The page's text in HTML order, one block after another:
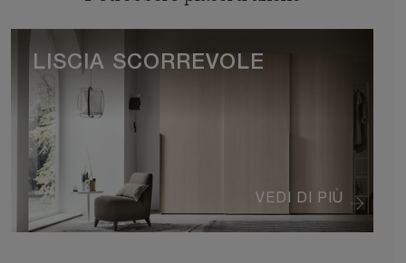
VEDI DI PIÙ
LISCIA SCORREVOLE